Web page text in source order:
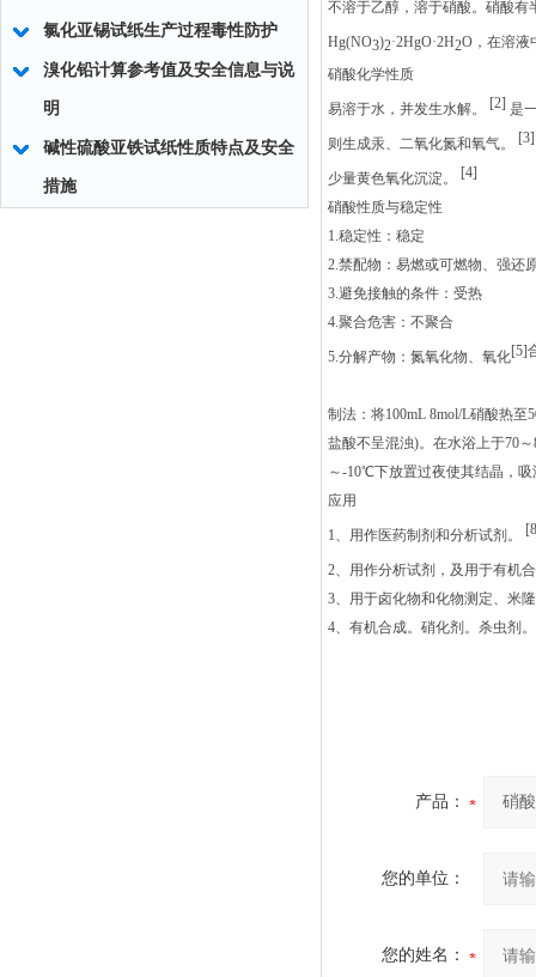
氯化亚锡试纸生产过程毒性防护
溴化铅计算参考值及安全信息与说
明
碱性硫酸亚铁试纸性质特点及安全
措施
不溶于乙醇，溶于硝酸。硝酸有
Hg(NO3)2·2HgO·2H2O，在溶液
硝酸化学性质
易溶于水，并发生水解。 [2] 是
则生成汞、二氧化氮和氧气。 [3]
少量黄色氧化沉淀。 [4]
硝酸性质与稳定性
1.稳定性：稳定
2.禁配物：易燃或可燃物、强还
3.避免接触的条件：受热
4.聚合危害：不聚合
5.分解产物：氮氧化物、氧化[5]
制法：将100mL 8mol/L硝酸热
盐酸不呈混浊)。在水浴上于70
～-10℃下放置过夜使其结晶，吸
应用
1、用作医药制剂和分析试剂。
2、用作分析试剂，及用于有机
3、用于卤化物和化物测定、米
4、有机合成。硝化剂。杀虫剂
产品：
您的单位：
您的姓名：